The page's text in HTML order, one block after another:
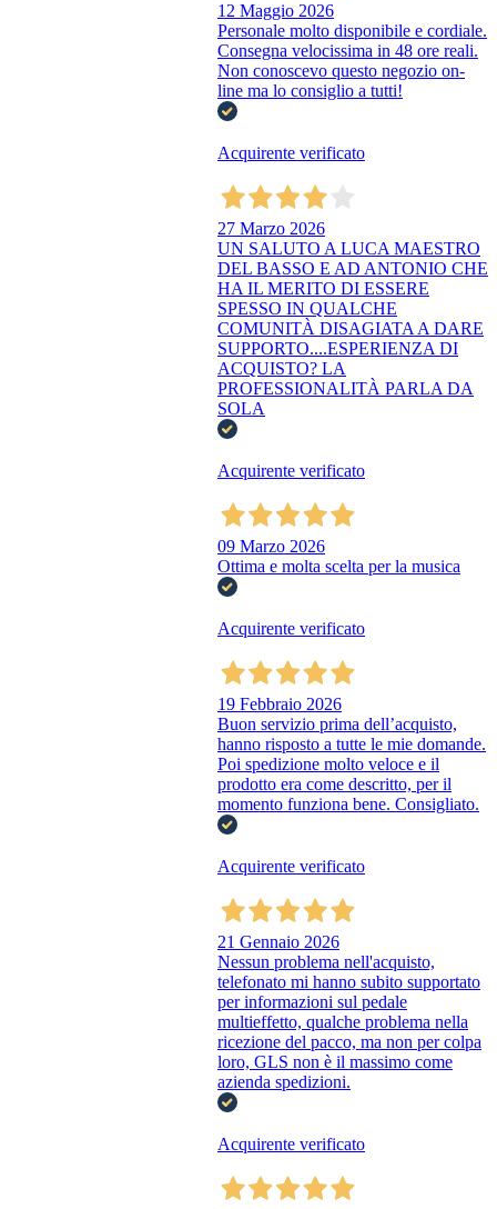
12 Maggio 2026
Personale molto disponibile e cordiale.
Consegna velocissima in 48 ore reali.
Non conoscevo questo negozio on-
line ma lo consiglio a tutti!
Acquirente verificato
27 Marzo 2026
UN SALUTO A LUCA MAESTRO
DEL BASSO E AD ANTONIO CHE
HA IL MERITO DI ESSERE
SPESSO IN QUALCHE
COMUNITÀ DISAGIATA A DARE
SUPPORTO....ESPERIENZA DI
ACQUISTO? LA
PROFESSIONALITÀ PARLA DA
SOLA
Acquirente verificato
09 Marzo 2026
Ottima e molta scelta per la musica
Acquirente verificato
19 Febbraio 2026
Buon servizio prima dell’acquisto,
hanno risposto a tutte le mie domande.
Poi spedizione molto veloce e il
prodotto era come descritto, per il
momento funziona bene. Consigliato.
Acquirente verificato
21 Gennaio 2026
Nessun problema nell'acquisto,
telefonato mi hanno subito supportato
per informazioni sul pedale
multieffetto, qualche problema nella
ricezione del pacco, ma non per colpa
loro, GLS non è il massimo come
azienda spedizioni.
Acquirente verificato